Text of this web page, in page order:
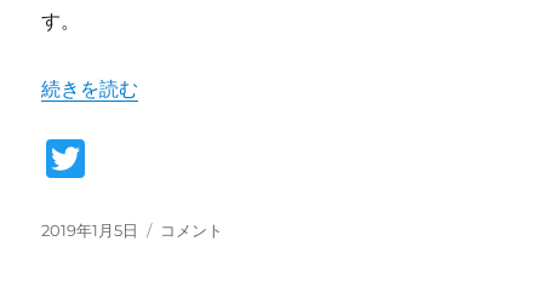
す。
“2018振り返り 私的GOTY” の
続きを読む
it
投
2019年1月5日
2018
コメント